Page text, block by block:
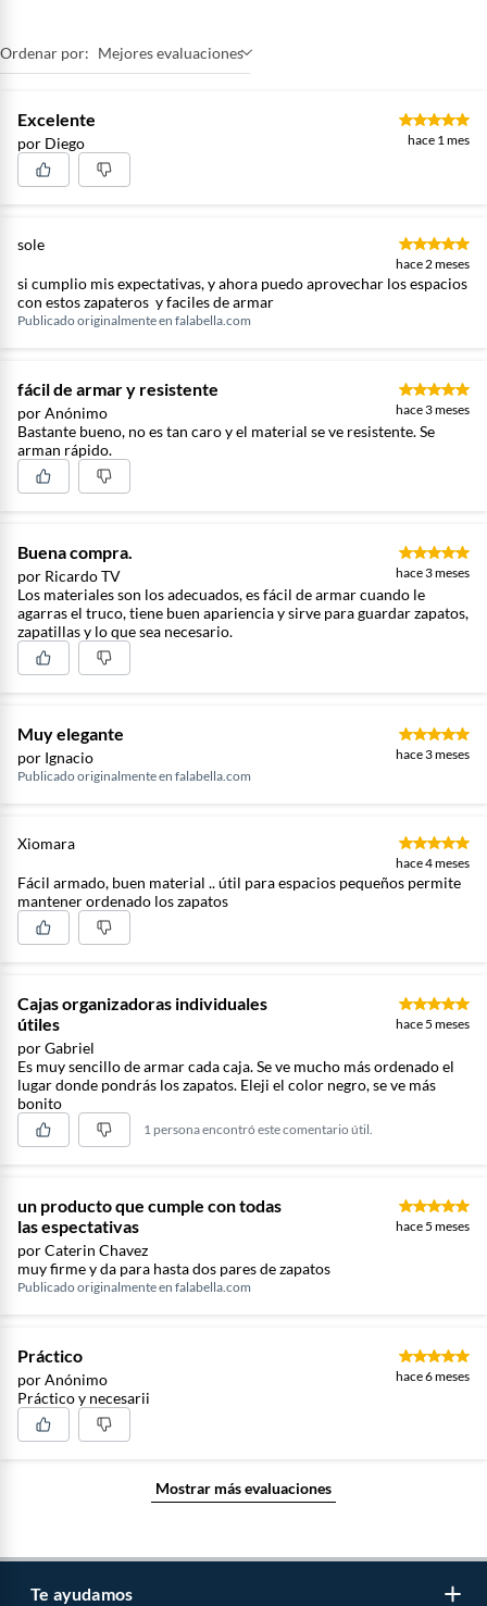
Ordenar por: Mejores evaluaciones
Excelente
por Diego hace 1 mes
sole
hace 2 meses
si cumplio mis expectativas, y ahora puedo aprovechar los espacios
con estos zapateros y faciles de armar
Publicado originalmente en falabella.com
fácil de armar y resistente
por Anónimo hace 3 meses
Bastante bueno, no es tan caro y el material se ve resistente. Se
arman rápido.
Buena compra.
por Ricardo TV hace 3 meses
Los materiales son los adecuados, es fácil de armar cuando le
agarras el truco, tiene buen apariencia y sirve para guardar zapatos,
zapatillas y lo que sea necesario.
Muy elegante
por Ignacio
hace 3 meses
Publicado originalmente en falabella.com
Xiomara
hace 4 meses
Fácil armado, buen material .. útil para espacios pequeños permite
mantener ordenado los zapatos
Cajas organizadoras individuales
útiles
por Gabriel
hace 5 meses
Es muy sencillo de armar cada caja. Se ve mucho más ordenado el
lugar donde pondrás los zapatos. Eleji el color negro, se ve más
bonito
1 persona encontró este comentario útil.
un producto que cumple con todas
las espectativas
por Caterin Chavez
hace 5 meses
muy firme y da para hasta dos pares de zapatos
Publicado originalmente en falabella.com
Práctico
por Anónimo hace 6 meses
Práctico y necesarii
Mostrar más evaluaciones
Te ayudamos